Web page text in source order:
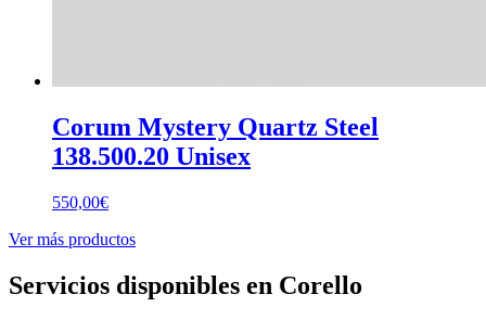
Corum Mystery Quartz Steel
138.500.20 Unisex
550,00€
Ver más productos
Servicios disponibles en Corello